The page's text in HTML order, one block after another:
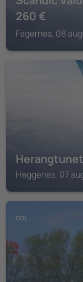
260 €
Fagernes, 08
Heggenes, 07
GOL